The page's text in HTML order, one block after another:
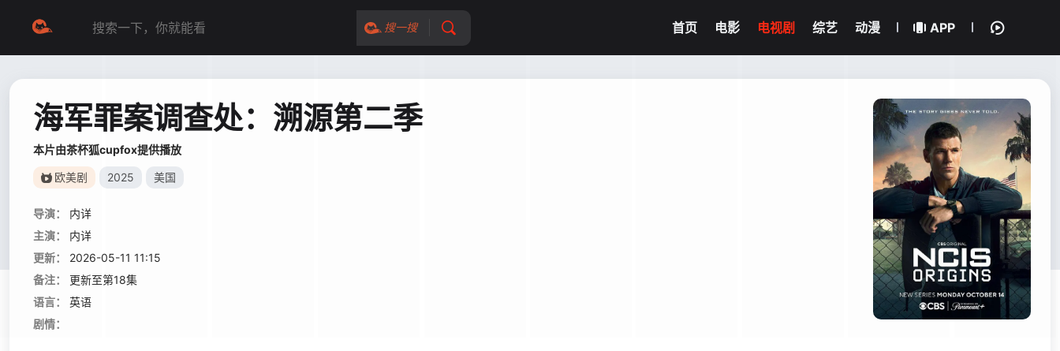
搜一搜 首页 电影 电视剧 综艺 动漫 APP
海军罪案调查处：溯源第二季
本片由茶杯狐cupfox提供播放
欧美剧 2025 美国
导演：
内详
主演：
内详
更新：
2026-05-11 11:15
备注：
更新至第18集
语言：
英语
剧情：